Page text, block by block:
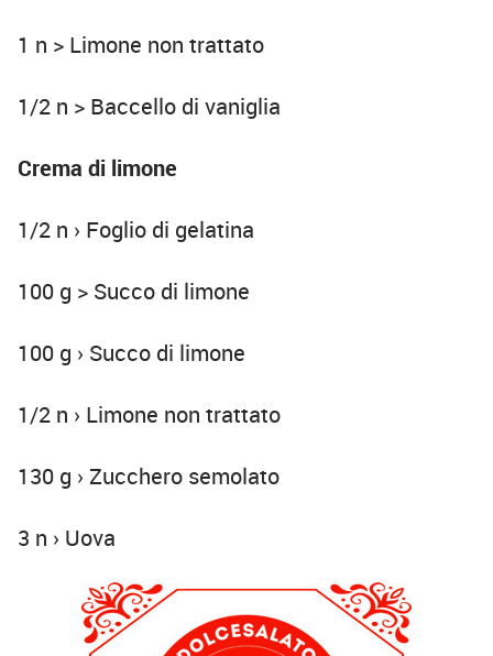
1 n > Limone non trattato
1/2 n > Baccello di vaniglia
Crema di limone
1/2 n › Foglio di gelatina
100 g > Succo di limone
100 g › Succo di limone
1/2 n › Limone non trattato
130 g › Zucchero semolato
3 n › Uova